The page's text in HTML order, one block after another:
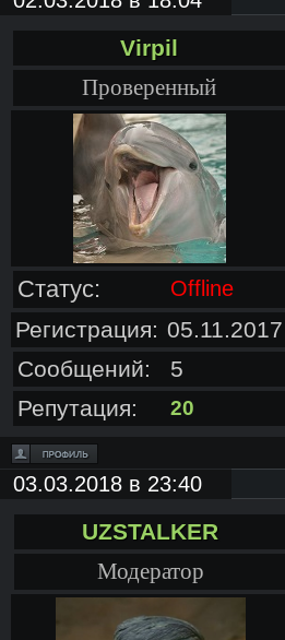
Virpil
Проверенный
Статус: Offline
Регистрация: 05.11.2017
Сообщений:
5
Репутация:
20
03.03.2018 в 23:40
UZSTALKER
Модератор